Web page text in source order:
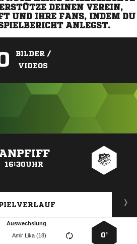
DEINEN VEREIN,
UND IHRE FANS, INDEM DU
ANLEGST.
BILDER /
VIDEOS
16:30UHR
0’
Auswechslung
  